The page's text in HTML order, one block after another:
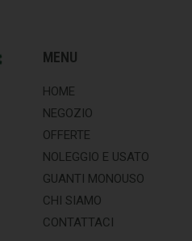
MENU
HOME
NEGOZIO
OFFERTE
NOLEGGIO E USATO
GUANTI MONOUSO
CHI SIAMO
CONTATTACI